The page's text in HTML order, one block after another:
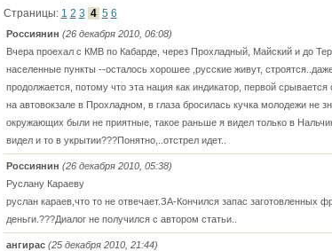
Страницы: 1 2 3 4 5 6
Россиянин (26 декабря 2010, 06:08)
Вчера проехал с КМВ по Кабарде, через Прохладный, Майский и до
населенные пункты --осталось хорошее ,русские живут,
продолжается, потому что эта нация как индикатор, первой
на автовокзале в Прохладном, в глаза бросилась кучка молодежи не
окружающих были не приятные, такое раньше я видел только в
видел и то в укрытии???Понятно,..отстрел идет..
Россиянин (26 декабря 2010, 05:38)
Руслану Караеву
руслан караев,что то не отвечает.ЗА-Кончился запас заготовленных
деньги.???Диалог не получился с автором статьи..
ангирас (25 декабря 2010, 21:44)